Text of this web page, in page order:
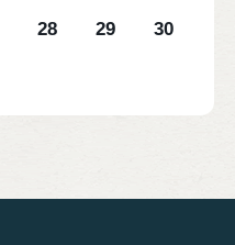
28 29
30